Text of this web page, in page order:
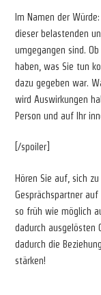
Im Namen der
dieser belastenden
umgegangen sind.
haben, was Sie tun
dazu gegeben war.
wird Auswirkungen
Person und auf Ihr
[/spoiler]
Hören Sie auf, sich
Gesprächspartner
so früh wie möglich
dadurch ausgelösten
dadurch die
stärken!